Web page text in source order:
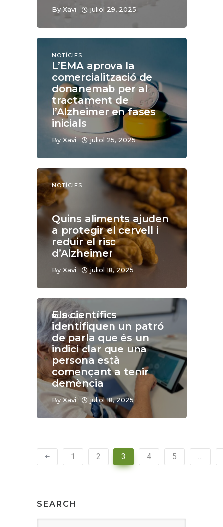
ByXavi juliol 29, 2025
NOTÍCIES
L’EMA aprova la
comercialització de
donanemab per al
tractament de
l’Alzheimer en fases
inicials
By Xavi juliol 25, 2025
NOTÍCIES
Quins aliments ajuden
a protegir el cervell i
reduir el risc
d’Alzheimer
By Xavi juliol 18, 2025
NOTÍCIES
Els científics
identifiquen un patró
de parla que és un
indici clar que una
persona està
començant a tenir
demència
By Xavi juliol 18, 2025
1 2 3 4 5
SEARCH